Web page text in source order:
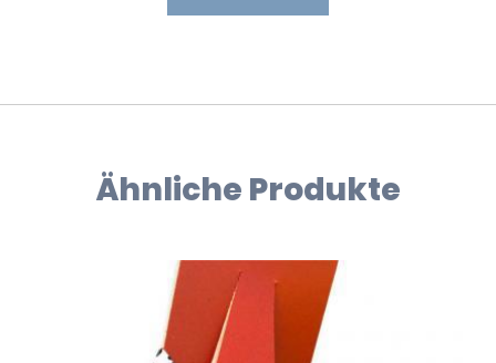
Ähnliche Produkte